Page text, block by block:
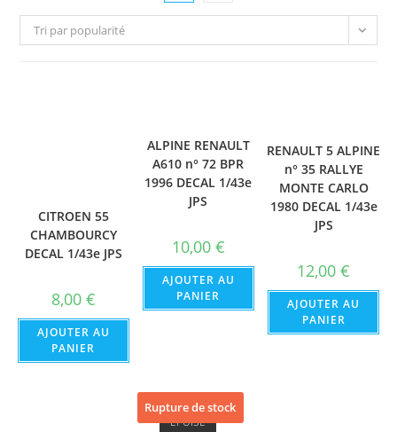
Tri par popularité
CITROEN 55
CHAMBOURCY
DECAL 1/43e JPS
8,00 €
AJOUTER AU
PANIER
ALPINE RENAULT
A610 n° 72 BPR
1996 DECAL 1/43e
JPS
10,00 €
AJOUTER AU
PANIER
RENAULT 5 ALPINE
n° 35 RALLYE
MONTE CARLO
1980 DECAL 1/43e
JPS
12,00€
AJOUTER AU
PANIER
Rupture de stock
ÉPUISÉ